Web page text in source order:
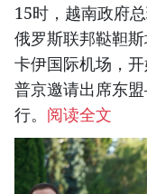
15时，越南政府
俄罗斯联邦鞑靼
卡伊国际机场，
普京邀请出席东
行。 阅读全文